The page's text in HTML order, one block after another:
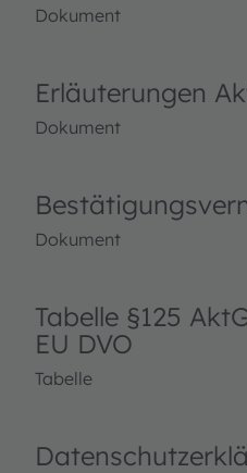
Dokument
Erläuterungen
Dokument
Dokument
Tabelle §125
EU DVO
Tabelle